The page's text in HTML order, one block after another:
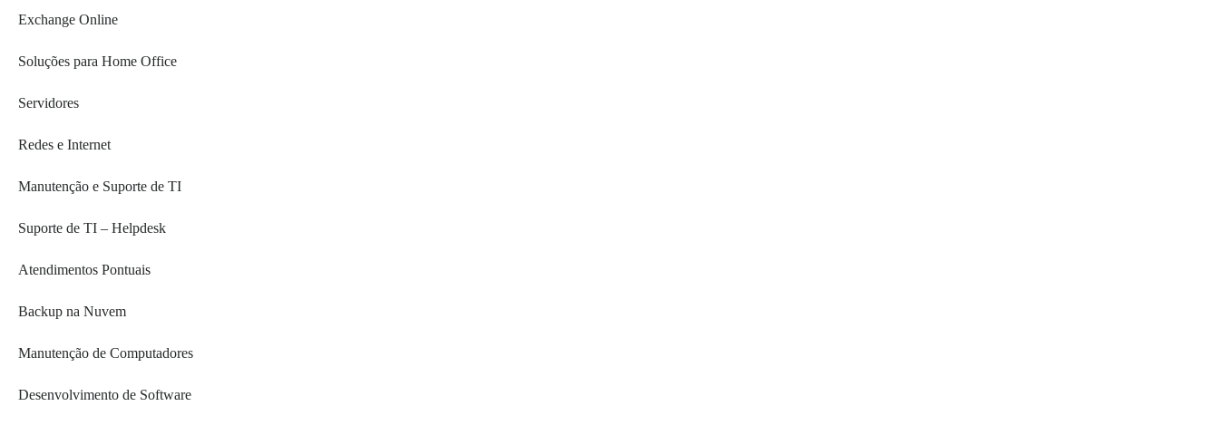
Exchange Online
Soluções para Home Office
Servidores
Redes e Internet
Manutenção e Suporte de TI
Suporte de TI – Helpdesk
Atendimentos Pontuais
Backup na Nuvem
Manutenção de Computadores
Desenvolvimento de Software